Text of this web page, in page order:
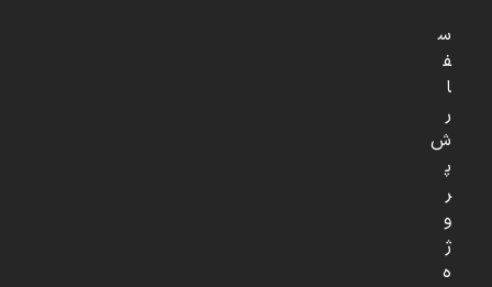
س
ف
ا
ر
ش
پ
ر
و
ژ
ه